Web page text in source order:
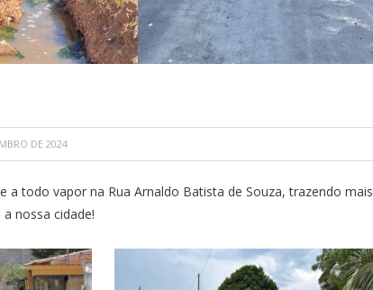
DE 2024
a todo vapor na Rua Arnaldo Batista de Souza, trazendo mais
nossa cidade!